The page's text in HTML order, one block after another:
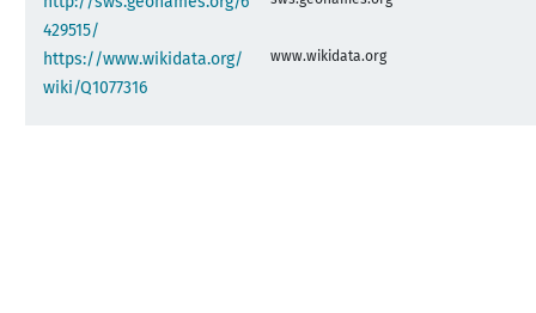
429515/
https://www.wikidata.org/
wiki/Q1077316
www.wikidata.org